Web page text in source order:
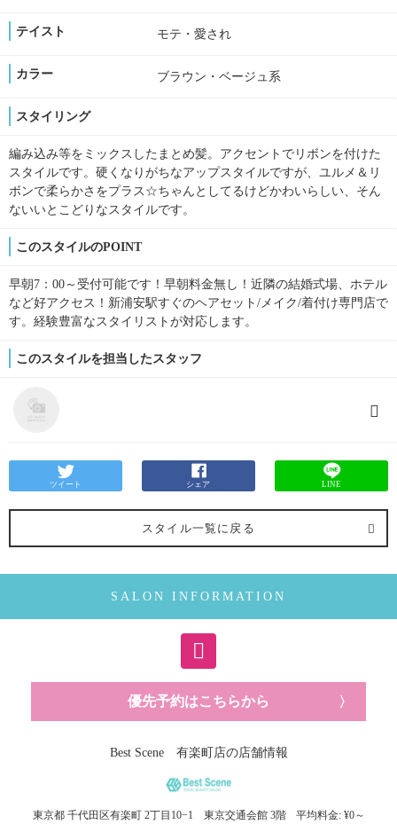
テイスト モテ・愛され
カラー ブラウン・ベージュ系
スタイリング
編み込み等をミックスしたまとめ髪。アクセントでリボンを付けた
スタイルです。硬くなりがちなアップスタイルですが、ユルメ＆リ
ボンで柔らかさをプラス☆ちゃんとしてるけどかわいらしい、そん
ないいとこどりなスタイルです。
このスタイルのPOINT
早朝7：00～受付可能です！早朝料金無し！近隣の結婚式場、ホテル
など好アクセス！新浦安駅すぐのヘアセット/メイク/着付け専門店で
す。経験豊富なスタイリストが対応します。
このスタイルを担当したスタッフ
ツイート シェア LINE
スタイル一覧に戻る
SALON INFORMATION
優先予約はこちらから
Best Scene 有楽町店の店舗情報
東京都 千代田区有楽町 2丁目10−1 東京交通会館 3階 平均料金: ¥0～